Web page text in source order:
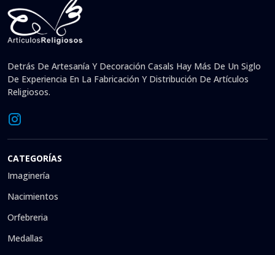
Detrás De Artesanía Y Decoración Casals Hay Más De Un Siglo
De Experiencia En La Fabricación Y Distribución De Artículos
Religiosos.
CATEGORÍAS
Imaginería
Nacimientos
Orfebreria
Medallas